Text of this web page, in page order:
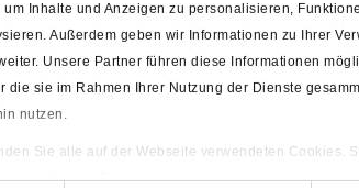
Inhalte und Anzeigen zu personalisieren,
Außerdem geben wir Informationen zu Ihrer
Unsere Partner führen diese Informationen
die sie im Rahmen Ihrer Nutzung der Dienste
nutzen.
Sie alle auf der Webseite verwendeten Cookies.
benötigten) Cookies zulassen.